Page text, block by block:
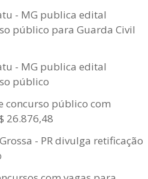
- MG publica edital
público para Guarda Civil
- MG publica edital
público
concurso público com
26.876,48
- PR divulga retificação